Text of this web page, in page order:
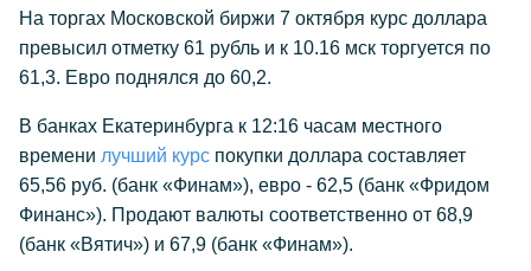
На торгах Московской биржи 7 октября курс доллара
превысил отметку 61 рубль и к 10.16 мск торгуется по
61,3. Евро поднялся до 60,2.
В банках Екатеринбурга к 12:16 часам местного
времени лучший курс покупки доллара составляет
65,56 руб. (банк «Финам»), евро - 62,5 (банк «Фридом
Финанс»). Продают валюты соответственно от 68,9
(банк «Вятич») и 67,9 (банк «Финам»).